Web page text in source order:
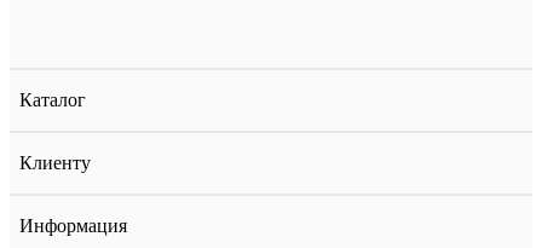
Каталог
Клиенту
Информация